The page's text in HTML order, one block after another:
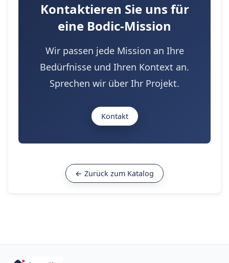
Kontaktieren Sie uns für
eine Bodic-Mission
Wir passen jede Mission an Ihre
Bedürfnisse und Ihren Kontext an.
Sprechen wir über Ihr Projekt.
Kontakt
← Zurück zum Katalog